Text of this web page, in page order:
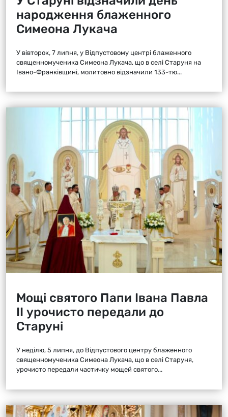
народження блаженного
Симеона Лукача
У вівторок, 7 липня, у Відпустовому центрі блаженного
священномученика Симеона Лукача, що в селі Старуня на
Івано-Франківщині, молитовно відзначили 133-тю...
Мощі святого Папи Івана Павла
ІІ урочисто передали до
Старуні
У неділю, 5 липня, до Відпустового центру блаженного
священномученика Симеона Лукача, що в селі Старуня,
урочисто передали частичку мощей святого...